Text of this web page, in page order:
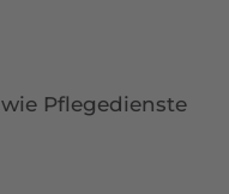
wie Pflegedienste